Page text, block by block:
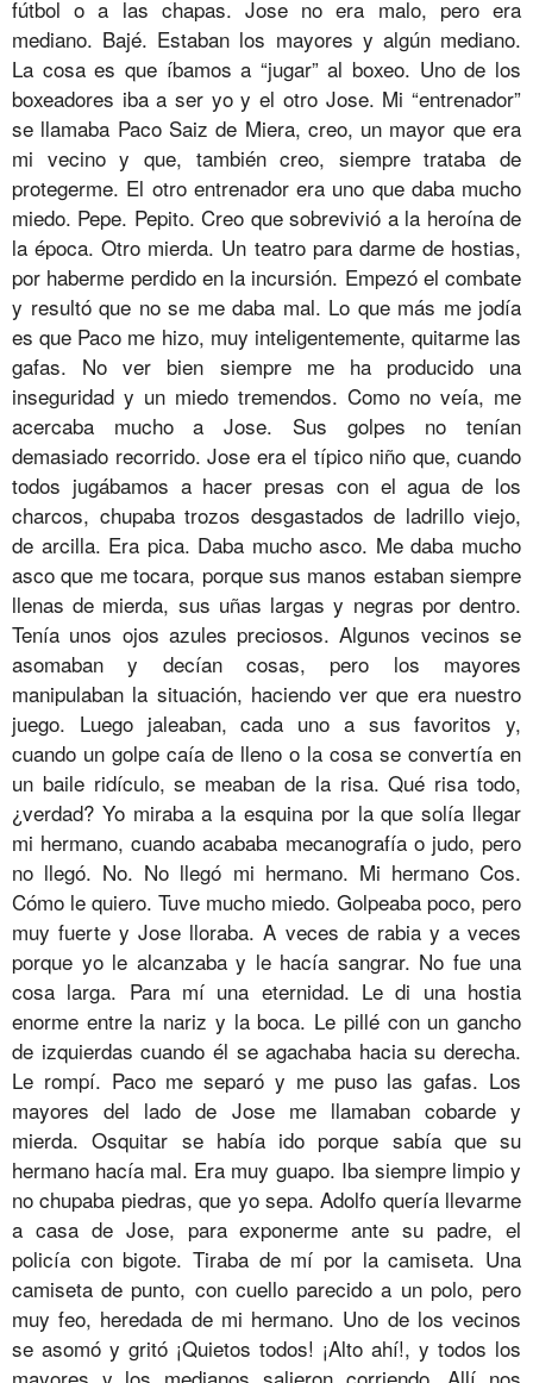
fútbol o a las chapas. Jose no era malo, pero era
mediano. Bajé. Estaban los mayores y algún mediano.
La cosa es que íbamos a “jugar” al boxeo. Uno de los
boxeadores iba a ser yo y el otro Jose. Mi “entrenador”
se llamaba Paco Saiz de Miera, creo, un mayor que era
mi vecino y que, también creo, siempre trataba de
protegerme. El otro entrenador era uno que daba mucho
miedo. Pepe. Pepito. Creo que sobrevivió a la heroína de
la época. Otro mierda. Un teatro para darme de hostias,
por haberme perdido en la incursión. Empezó el combate
y resultó que no se me daba mal. Lo que más me jodía
es que Paco me hizo, muy inteligentemente, quitarme las
gafas. No ver bien siempre me ha producido una
inseguridad y un miedo tremendos. Como no veía, me
acercaba mucho a Jose. Sus golpes no tenían
demasiado recorrido. Jose era el típico niño que, cuando
todos jugábamos a hacer presas con el agua de los
charcos, chupaba trozos desgastados de ladrillo viejo,
de arcilla. Era pica. Daba mucho asco. Me daba mucho
asco que me tocara, porque sus manos estaban siempre
llenas de mierda, sus uñas largas y negras por dentro.
Tenía unos ojos azules preciosos. Algunos vecinos se
asomaban y decían cosas, pero los mayores
manipulaban la situación, haciendo ver que era nuestro
juego. Luego jaleaban, cada uno a sus favoritos y,
cuando un golpe caía de lleno o la cosa se convertía en
un baile ridículo, se meaban de la risa. Qué risa todo,
¿verdad? Yo miraba a la esquina por la que solía llegar
mi hermano, cuando acababa mecanografía o judo, pero
no llegó. No. No llegó mi hermano. Mi hermano Cos.
Cómo le quiero. Tuve mucho miedo. Golpeaba poco, pero
muy fuerte y Jose lloraba. A veces de rabia y a veces
porque yo le alcanzaba y le hacía sangrar. No fue una
cosa larga. Para mí una eternidad. Le di una hostia
enorme entre la nariz y la boca. Le pillé con un gancho
de izquierdas cuando él se agachaba hacia su derecha.
Le rompí. Paco me separó y me puso las gafas. Los
mayores del lado de Jose me llamaban cobarde y
mierda. Osquitar se había ido porque sabía que su
hermano hacía mal. Era muy guapo. Iba siempre limpio y
no chupaba piedras, que yo sepa. Adolfo quería llevarme
a casa de Jose, para exponerme ante su padre, el
policía con bigote. Tiraba de mí por la camiseta. Una
camiseta de punto, con cuello parecido a un polo, pero
muy feo, heredada de mi hermano. Uno de los vecinos
se asomó y gritó ¡Quietos todos! ¡Alto ahí!, y todos los